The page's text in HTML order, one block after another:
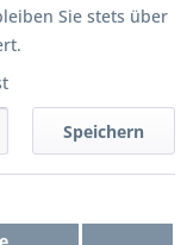
Sie stets über
Speichern